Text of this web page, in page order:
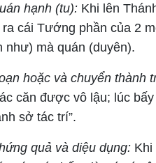
hạnh (tu):Khi lên
ra cái Tướng phần của 2
như) mà quán (duyên).
hoặc và chuyển thành
căn được vô lậu; lúc
sở tác trí”.
quả và diệu dụng:Khi